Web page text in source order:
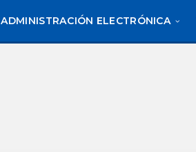
ADMINISTRACIÓN ELECTRÓNICA